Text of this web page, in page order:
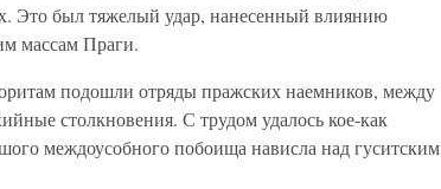
Это был тяжелый удар, нанесенный влиянию
массам Праги.
подошли отряды пражских наемников, между
столкновения. С трудом удалось кое-как
междоусобного побоища нависла над гуситским